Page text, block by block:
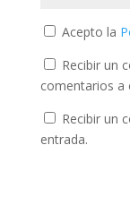
Acepto la
Recibir un
comentarios a
Recibir un
entrada.